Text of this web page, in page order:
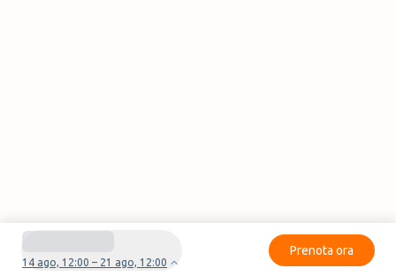
14 ago, 12:00 – 21 ago, 12:00
Prenota ora